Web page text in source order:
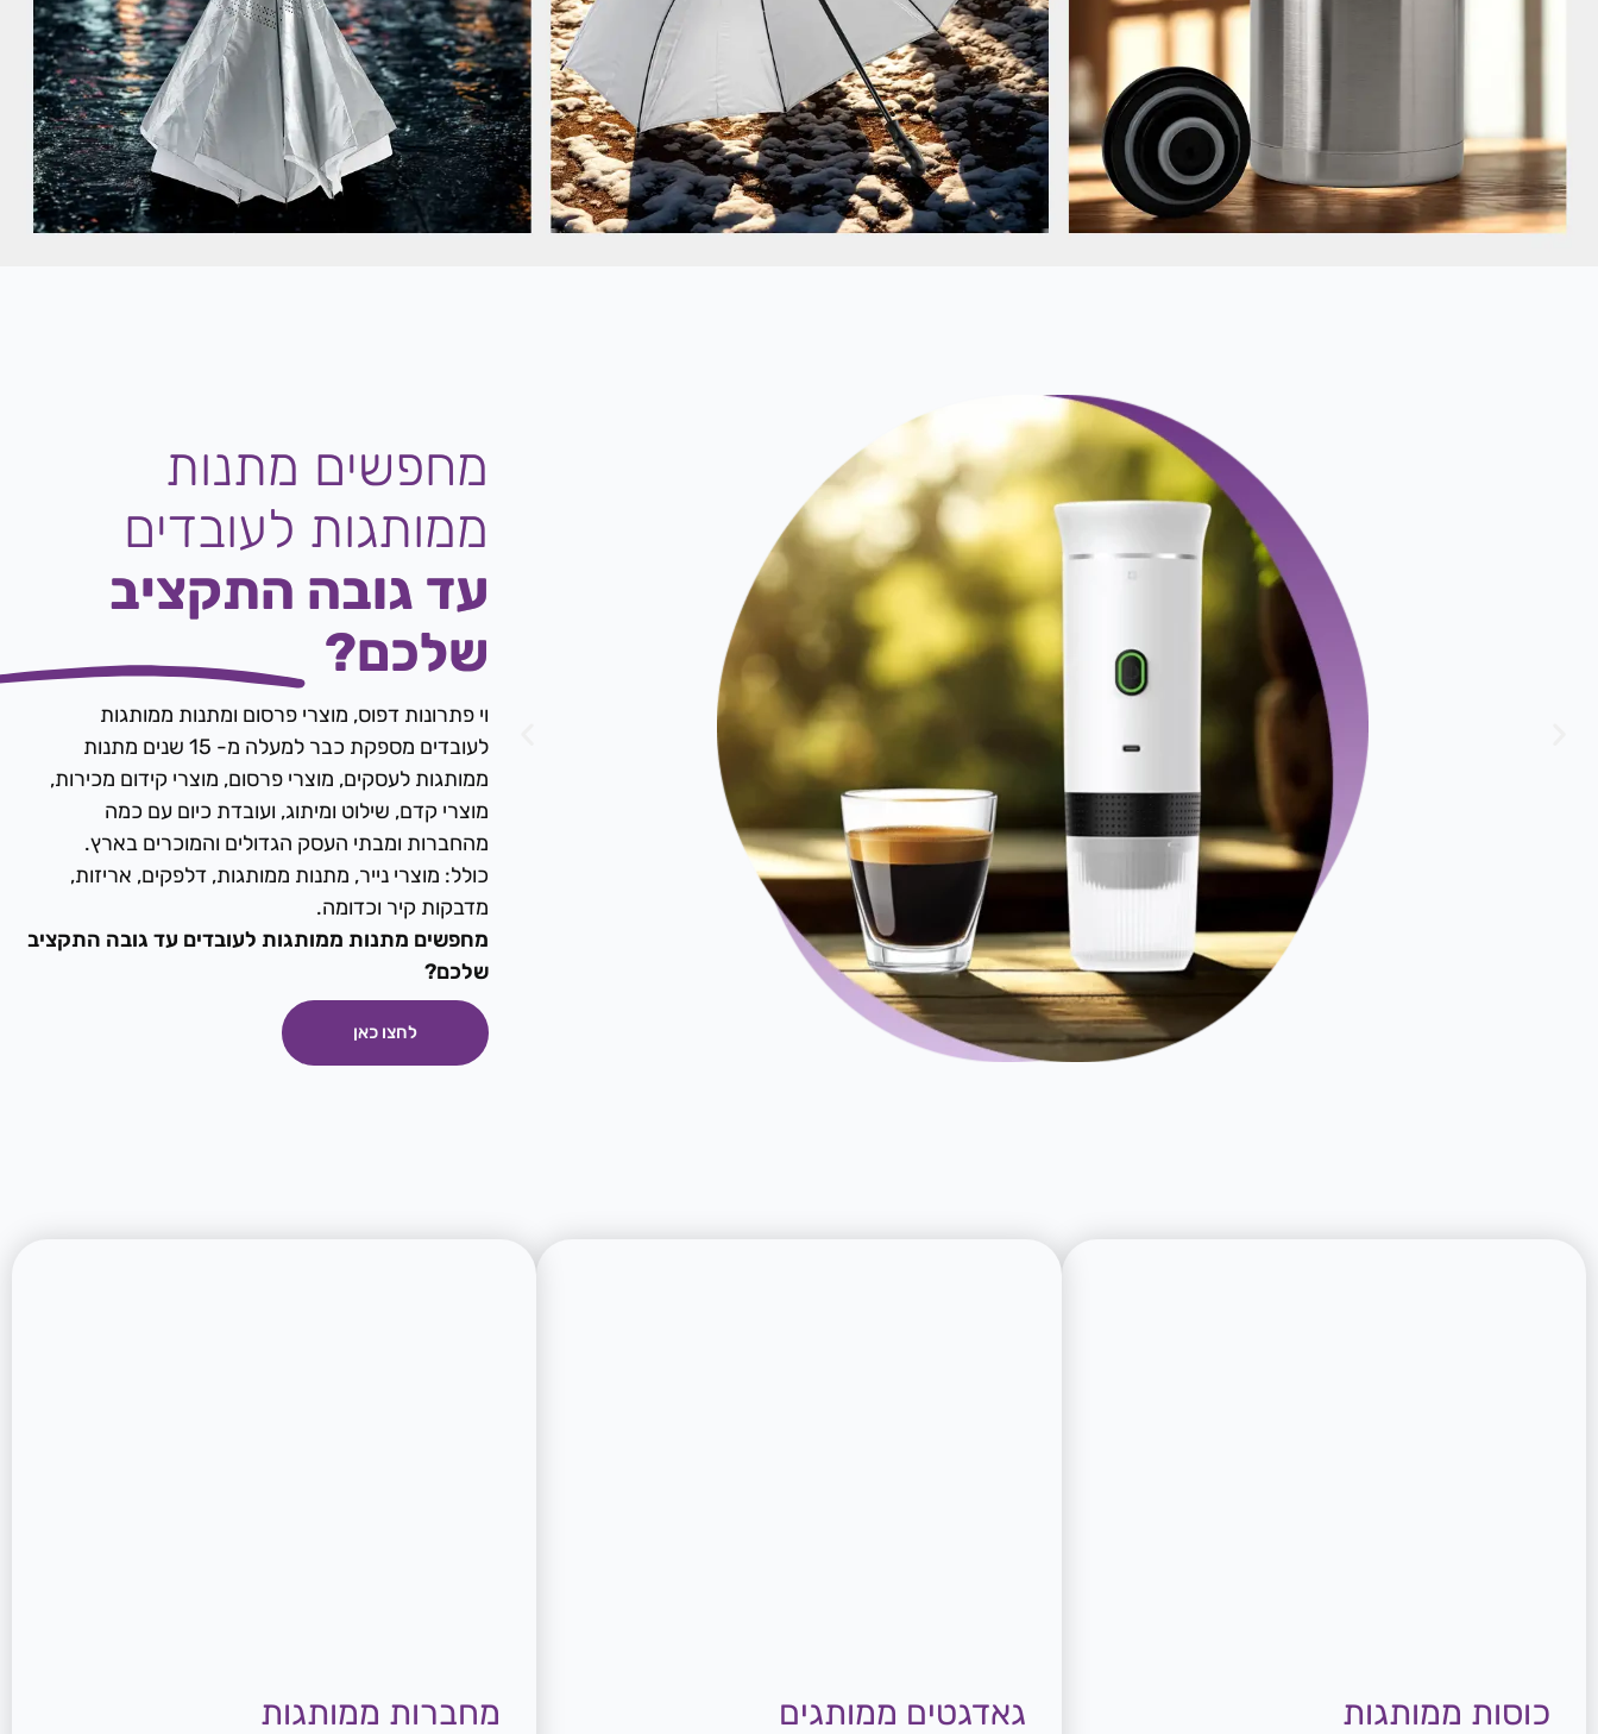
מחפשים מתנות
ממותגות לעובדים
עד גובה התקציב
שלכם?
וי פתרונות דפוס, מוצרי פרסום ומתנות ממותגות
לעובדים
מספקת כבר למעלה מ- 15 שנים מתנות
ממותגות לעסקים, מוצרי פרסום, מוצרי קידום מכירות,
מוצרי קדם, שילוט ומיתוג, ועובדת כיום עם כמה
מהחברות ומבתי העסק הגדולים והמוכרים בארץ.
כולל: מוצרי נייר, מתנות ממותגות, דלפקים, אריזות,
מדבקות קיר וכדומה.
מחפשים מתנות ממותגות לעובדים עד גובה התקציב
שלכם?
לחצו כאן
כוסות ממותגות גאדגטים ממותגים מחברות ממותגות